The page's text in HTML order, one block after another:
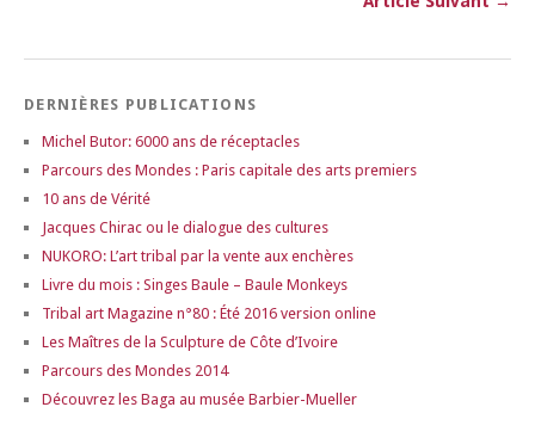
DERNIÈRES PUBLICATIONS
Michel Butor: 6000 ans de réceptacles
Parcours des Mondes : Paris capitale des arts premiers
10 ans de Vérité
Jacques Chirac ou le dialogue des cultures
NUKORO: L’art tribal par la vente aux enchères
Livre du mois : Singes Baule – Baule Monkeys
Tribal art Magazine n°80 : Été 2016 version online
Les Maîtres de la Sculpture de Côte d’Ivoire
Parcours des Mondes 2014
Découvrez les Baga au musée Barbier-Mueller